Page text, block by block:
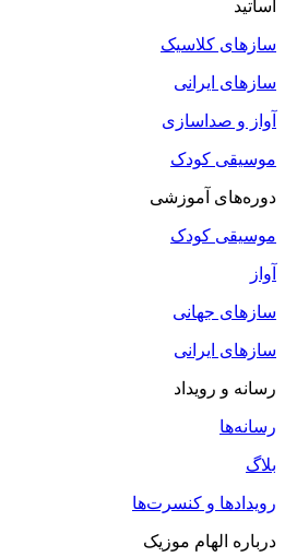
اساتید
سازهای کلاسیک
سازهای ایرانی
آواز و صداسازی
موسیقی کودک
دوره‌های آموزشی
موسیقی کودک
آواز
سازهای جهانی
سازهای ایرانی
رسانه و رویداد
رسانه‌ها
بلاگ
رویدادها و کنسرت‌ها
درباره الهام موزیک